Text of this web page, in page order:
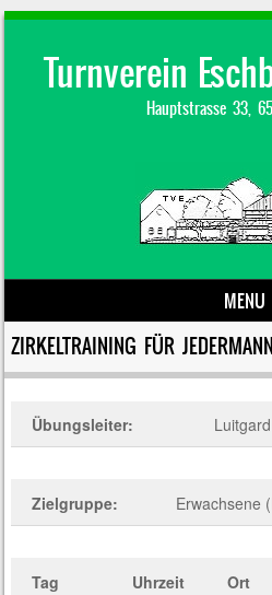
Turnverein
Hauptstrasse 33,
MENU
Skip to content
ZIRKELTRAINING FÜR
Übungsleiter:
Zielgruppe: Erwachsene
Tag Uhrzeit Ort